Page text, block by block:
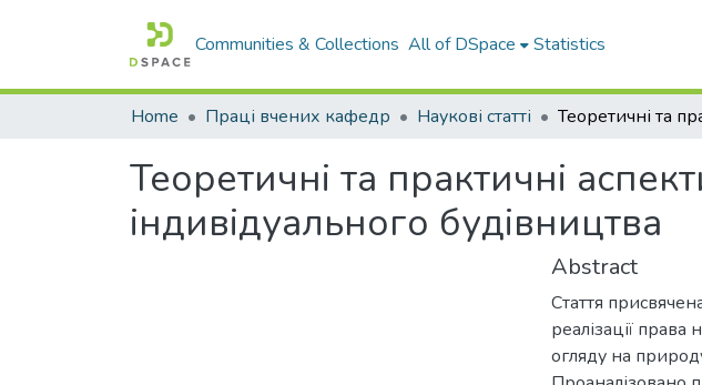
Communities & Collections All of DSpace Statistics
Home Праці вчених кафедр Наукові статті
Теоретичні та практичні
індивідуального будівництва
Abstract
Стаття
реалізації
огляду на